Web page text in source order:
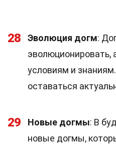
28 Эволюция догм:
эволюционировать,
условиям и
оставаться
29 Новые догмы: В
новые догмы,